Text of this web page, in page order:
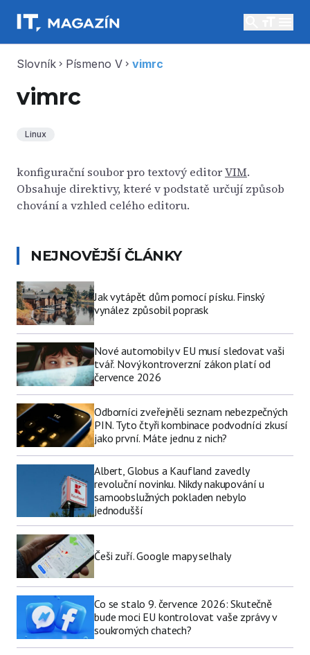
Slovník chevron_right Písmeno V chevron_right vimrc
vimrc
Linux
konfigurační soubor pro textový editorVIM.
Obsahuje direktivy, které v podstatě určují způsob
chování a vzhled celého editoru.
NEJNOVĚJŠÍ ČLÁNKY
Jak vytápět dům pomocí písku. Finský
vynález způsobil poprask
Nové automobily v EU musí sledovat vaši
tvář. Nový kontroverzní zákon platí od
července 2026
Odborníci zveřejněli seznam nebezpečných
PIN. Tyto čtyři kombinace podvodníci zkusí
jako první. Máte jednu z nich?
Albert, Globus a Kaufland zavedly
revoluční novinku. Nikdy nakupování u
samoobslužných pokladen nebylo
jednodušší
Češi zuří. Google mapy selhaly
Co se stalo 9. července 2026: Skutečně
bude moci EU kontrolovat vaše zprávy v
soukromých chatech?